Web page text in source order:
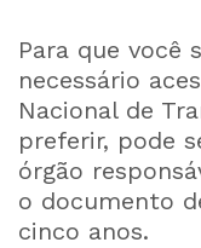
Para que você
necessário
Nacional de
preferir, pode
órgão
o documento
cinco anos.